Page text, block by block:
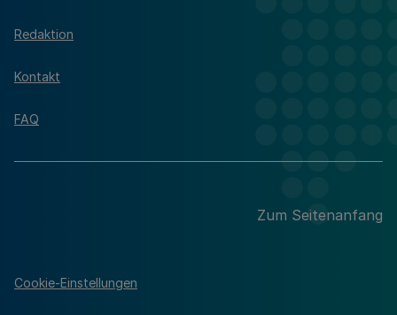
Redaktion
Kontakt
FAQ
Zum Seitenanfang
Cookie-Einstellungen